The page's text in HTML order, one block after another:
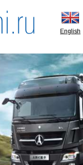
English